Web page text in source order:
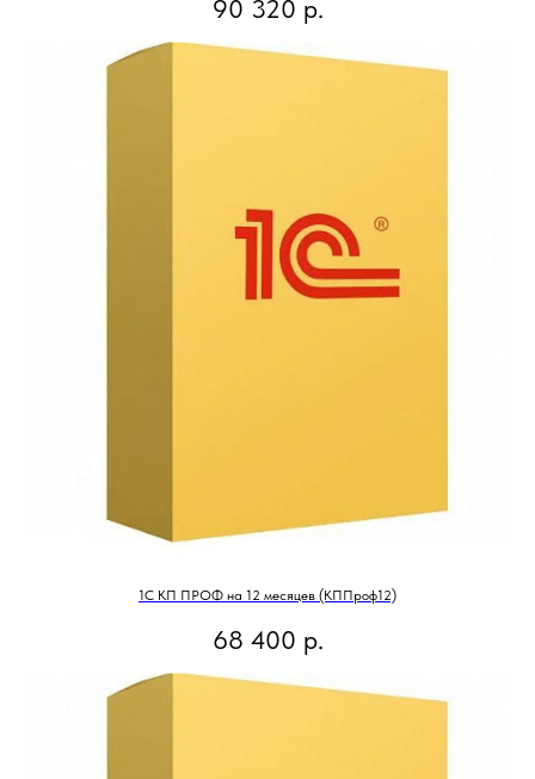
90 320 р.
1С КП ПРОФ на 12 месяцев (КППроф12)
68 400 р.